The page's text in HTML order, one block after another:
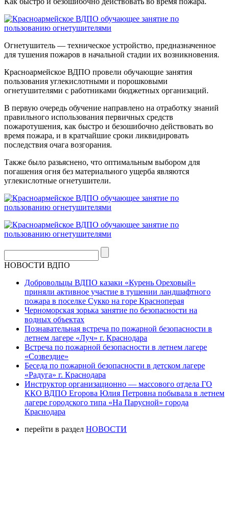
Огнетушитель — техническое устройство, предназначенное
для тушения пожаров в начальной стадии их возникновения.
Красноармейское ВДПО провели обучающие занятия
пользования углекислотными и порошковыми
огнетушителями с работниками бюджетных организаций.
В первую очередь обучение направлено на отработку знаний
правильного использования первичных средств
пожаротушения, как быстро и безошибочно действовать во
время пожара, и в кратчайшие сроки ликвидировать
последствия очага возгорания.
Также было разьяснено, что оптимальным выбором для
погашения огня без материального ущерба являются
углекислотные огнетушители.
НОВОСТИ ВДПО
Добровольцы ВДПО казаки «Курень Ореховый»
приняли активное участие в тушении ландшафтного
пожара в поселке Сукко на горе Красноперая
Черноморская зорька занятие по безопасности на
водных объектах
Познавательная встреча по пожарной безопасности в
летнем лагере «Луч» г. Краснодара
Встреча по пожарной безопасности в летнем лагере
«Созвездие»
Беседа по пожарной безопасности в детском лагере
«Радуга» г. Краснодара
Инструктор организационно — массового отдела ГО
ККО ВДПО Егорова Юлия Петровна побывала в летнем
лагере городского типа «На Парусной» города
Краснодара
перейти в раздел НОВОСТИ